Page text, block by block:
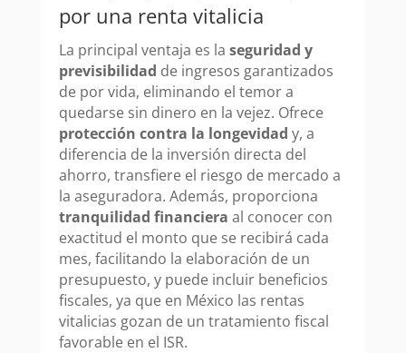
por una renta vitalicia
La principal ventaja es la seguridad y
previsibilidad de ingresos garantizados
de por vida, eliminando el temor a
quedarse sin dinero en la vejez. Ofrece
protección contra la longevidad y, a
diferencia de la inversión directa del
ahorro, transfiere el riesgo de mercado a
la aseguradora. Además, proporciona
tranquilidad financiera al conocer con
exactitud el monto que se recibirá cada
mes, facilitando la elaboración de un
presupuesto, y puede incluir beneficios
fiscales, ya que en México las rentas
vitalicias gozan de un tratamiento fiscal
favorable en el ISR.